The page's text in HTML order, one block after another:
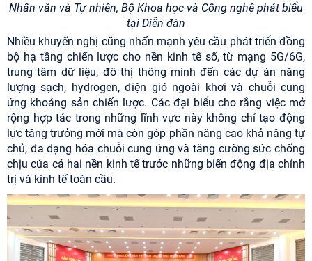
Nhân văn và Tự nhiên, Bộ Khoa học và Công nghệ phát biểu
tại Diễn đàn
Nhiều khuyến nghị cũng nhấn mạnh yêu cầu phát triển đồng
bộ hạ tầng chiến lược cho nền kinh tế số, từ mạng 5G/6G,
trung tâm dữ liệu, đô thị thông minh đến các dự án năng
lượng sạch, hydrogen, điện gió ngoài khơi và chuỗi cung
ứng khoáng sản chiến lược. Các đại biểu cho rằng việc mở
rộng hợp tác trong những lĩnh vực này không chỉ tạo động
lực tăng trưởng mới mà còn góp phần nâng cao khả năng tự
chủ, đa dạng hóa chuỗi cung ứng và tăng cường sức chống
chịu của cả hai nền kinh tế trước những biến động địa chính
trị và kinh tế toàn cầu.